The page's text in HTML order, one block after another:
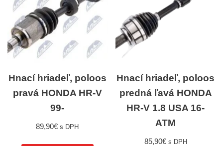
Hnací hriadeľ, poloos
pravá HONDA HR-V
99-
89,90€ s DPH
Hnací hriadeľ, poloos
predná ľavá HONDA
HR-V 1.8 USA 16-
ATM
85,90€ s DPH